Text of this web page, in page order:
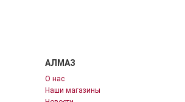
АЛМАЗ
О нас
Наши магазины